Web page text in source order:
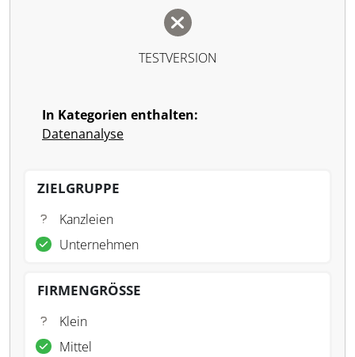
TESTVERSION
In Kategorien enthalten:
Datenanalyse
ZIELGRUPPE
Kanzleien
Unternehmen
FIRMENGRÖSSE
Klein
Mittel